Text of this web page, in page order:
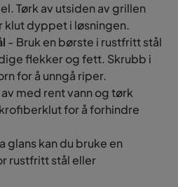
Tørk av utsiden av grillen
klut dyppet i løsningen.
- Bruk en børste i rustfritt stål
flekker og fett. Skrubb i
for å unngå riper.
med rent vann og tørk
for å forhindre
glans kan du bruke en
rustfritt stål eller